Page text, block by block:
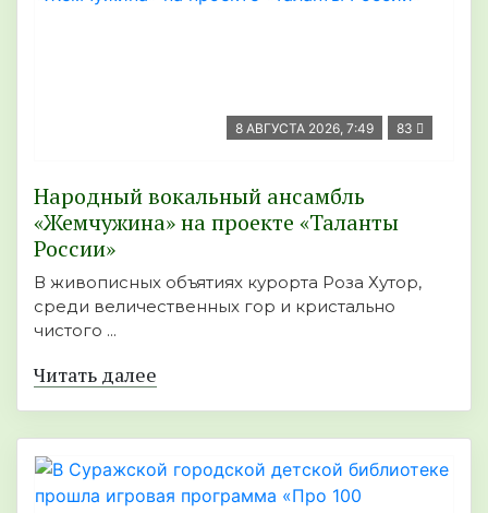
8 АВГУСТА 2026, 7:49 83
Народный вокальный ансамбль
«Жемчужина» на проекте «Таланты
России»
В живописных объятиях курорта Роза Хутор,
среди величественных гор и кристально
чистого ...
Читать далее